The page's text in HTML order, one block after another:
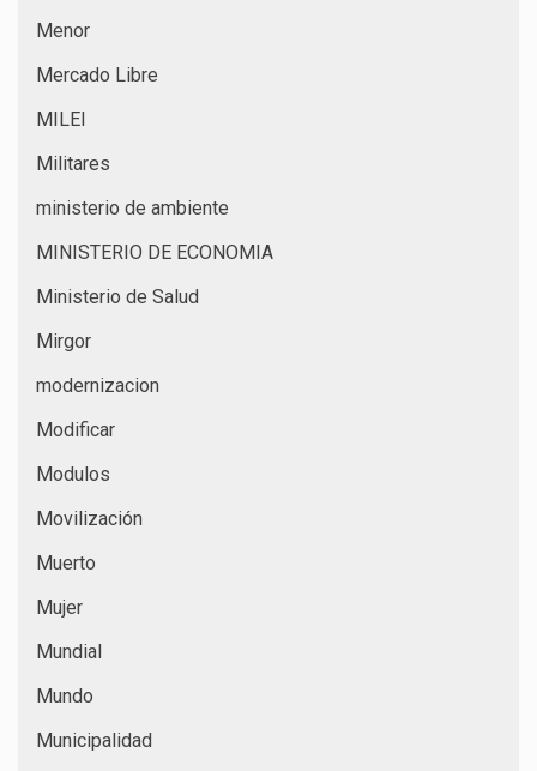
Menor
Mercado Libre
MILEI
Militares
ministerio de ambiente
MINISTERIO DE ECONOMIA
Ministerio de Salud
Mirgor
modernizacion
Modificar
Modulos
Movilización
Muerto
Mujer
Mundial
Mundo
Municipalidad